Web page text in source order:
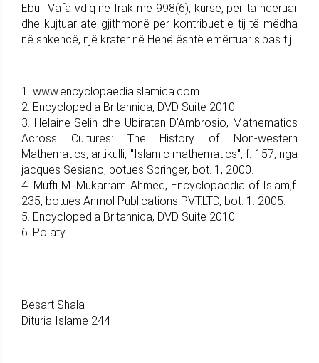
Ebu'l Vafa vdiq në Irak më 998(6), kurse, për ta nderuar
dhe kujtuar atë gjithmonë për kontribuet e tij të mëdha
në shkencë, një krater në Hënë është emërtuar sipas tij.
1. www.encyclopaediaislamica.com.
2. Encyclopedia Britannica, DVD Suite 2010.
3. Helaine Selin dhe Ubiratan D'Ambrosio, Mathematics
Across Cultures: The History of Non-western
Mathematics, artikulli, "Islamic mathematics", f. 157, nga
jacques Sesiano, botues Springer, bot. 1, 2000.
4. Mufti M. Mukarram Ahmed, Encyclopaedia of Islam,f.
235, botues Anmol Publications PVT.LTD, bot. 1. 2005.
5. Encyclopedia Britannica, DVD Suite 2010.
6. Po aty.
Besart Shala
Dituria Islame 244